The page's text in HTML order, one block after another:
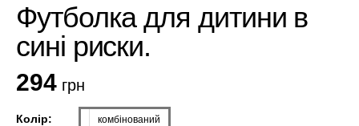
Футболка для дитини в
сині риски.
294 грн
Колір: комбінований